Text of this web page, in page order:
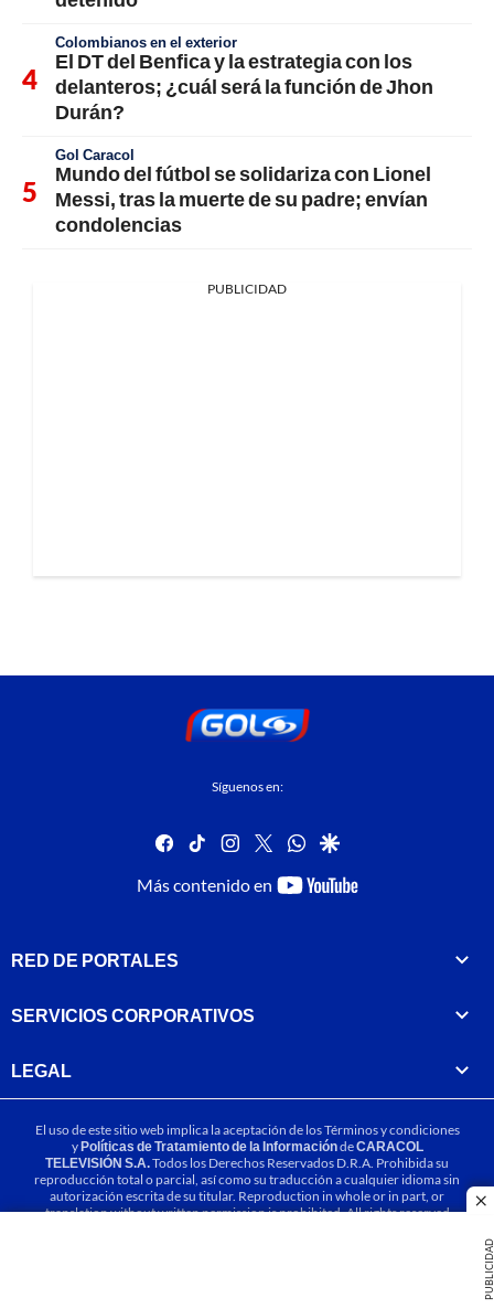
PUBLICIDAD
Colombianos en el exterior
El DT del Benfica y la estrategia con los
delanteros; ¿cuál será la función de Jhon
Durán?
Gol Caracol
Mundo del fútbol se solidariza con Lionel
Messi, tras la muerte de su padre; envían
condolencias
PUBLICIDAD
Síguenos en:
facebook
tiktok instagram
twitterwhatsapp
google
Más contenido en
youtube-
RED DE PORTALES
SERVICIOS CORPORATIVOS
LEGAL
El uso de este sitio web implica la aceptación de losTérminos y condiciones
yPolíticas de Tratamiento de la InformacióndeCARACOL
TELEVISIÓN S.A.Todos los Derechos Reservados D.R.A. Prohibida su
reproducción total o parcial, así como su traducción a cualquier idioma sin
autorización escrita de su titular. Reproduction in whole or in part, or
translation without written permission is prohibited. All rights reserved